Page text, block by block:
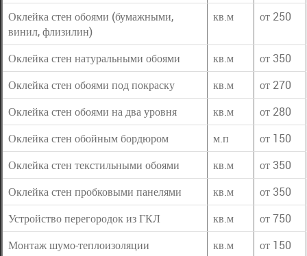
Оклейка стен обоями (бумажными,
винил, флизилин)
кв.м от 250
Оклейка стен натуральными обоями кв.м
от 350
Оклейка стен обоями под покраску
кв.м
от 270
Оклейка стен обоями на два уровня
кв.м
от 280
Оклейка стен обойным бордюром
м.п
от 150
Оклейка стен текстильными обоями
кв.м
от 350
Оклейка стен пробковыми панелями
кв.м
от 350
Устройство перегородок из ГКЛ
кв.м
от 750
Монтаж шумо-теплоизоляции
кв.м
от 150